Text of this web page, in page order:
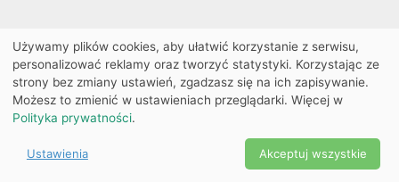
Ekobilet2026 |
Ustawienia
cookies
2026
Używamy plików cookies, aby ułatwić korzystanie z serwisu,
personalizować reklamy oraz tworzyć statystyki. Korzystając ze
strony bez zmiany ustawień, zgadzasz się na ich zapisywanie.
Możesz to zmienić w ustawieniach przeglądarki. Więcej w
Polityka prywatności.
Ustawienia Akceptuj wszystkie